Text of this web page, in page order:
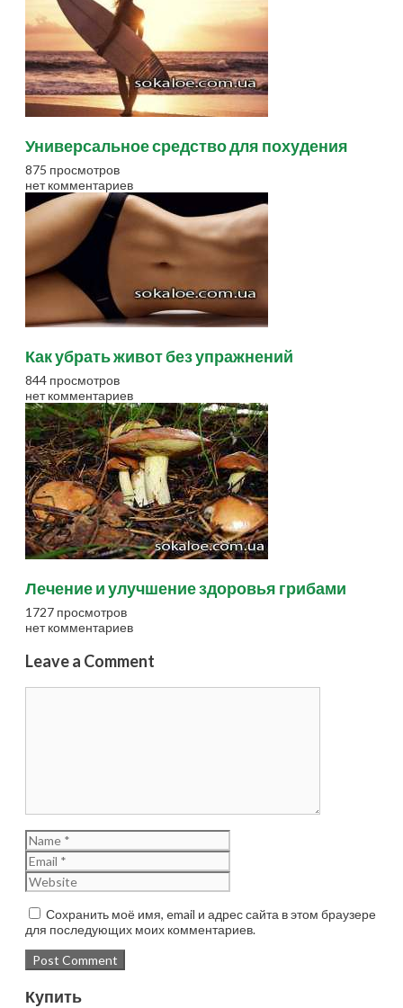
Универсальное средство для похудения
875 просмотров
нет комментариев
Как убрать живот без упражнений
844 просмотров
нет комментариев
Лечение и улучшение здоровья грибами
1727 просмотров
нет комментариев
Leave a Comment
Сохранить моё имя, email и адрес сайта в этом браузере
для последующих моих комментариев.
Купить